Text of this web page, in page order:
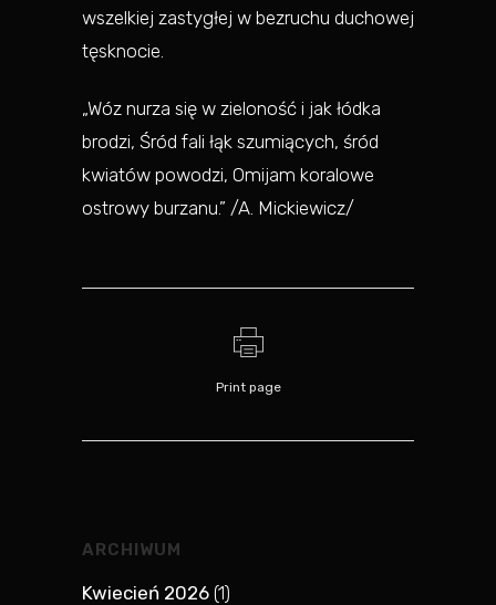
wszelkiej zastygłej w bezruchu duchowej
tęsknocie.
„Wóz nurza się w zieloność i jak łódka
brodzi, Śród fali łąk szumiących, śród
kwiatów powodzi, Omijam koralowe
ostrowy burzanu.” /A. Mickiewicz/
Print page
ARCHIWUM
Kwiecień 2026 (1)